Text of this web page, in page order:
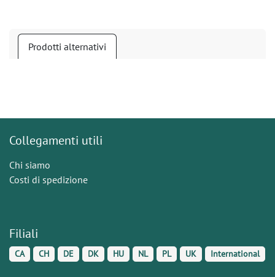
Prodotti alternativi
Collegamenti utili
Chi siamo
Costi di spedizione
Filiali
CA CH DE DK HU NL PL UK International